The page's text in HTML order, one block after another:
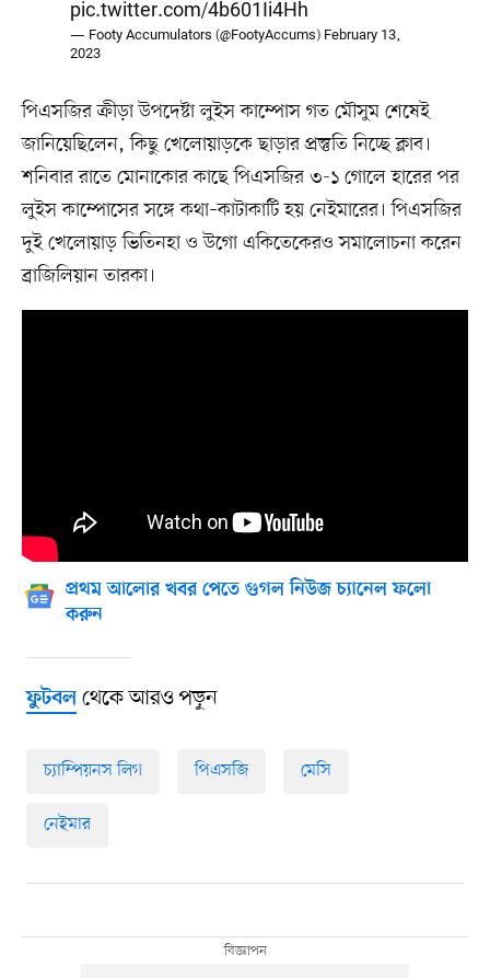
pic.twitter.com/4b601Ii4Hh
— Footy Accumulators (@FootyAccums) February 13,
2023
পিএসজির ক্রীড়া উপদেষ্টা লুইস কাম্পোস গত মৌসুম শেষেই
জানিয়েছিলেন, কিছু খেলোয়াড়কে ছাড়ার প্রস্তুতি নিচ্ছে ক্লাব।
শনিবার রাতে মোনাকোর কাছে পিএসজির ৩-১ গোলে হারের পর
লুইস কাম্পোসের সঙ্গে কথা–কাটাকাটি হয় নেইমারের। পিএসজির
দুই খেলোয়াড় ভিতিনহা ও উগো একিতেকেরও সমালোচনা করেন
ব্রাজিলিয়ান তারকা।
প্রথম আলোর খবর পেতে গুগল নিউজ চ্যানেল ফলো
করুন
ফুটবলথেকে আরও পড়ুন
চ্যাম্পিয়নস লিগ পিএসজি মেসি
নেইমার